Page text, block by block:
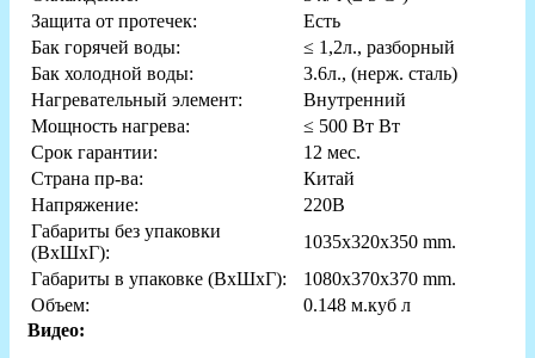
Защита от протечек:
Есть
Бак горячей воды:
≤ 1,2л., разборный
Бак холодной воды:
3.6л., (нерж. сталь)
Нагревательный элемент:
Внутренний
Мощность нагрева:
≤ 500 Вт Вт
Срок гарантии:
12 мес.
Страна пр-ва:
Китай
Напряжение:
220В
Габариты без упаковки
(ВxШxГ):
1035x320x350 mm.
Габариты в упаковке (ВxШxГ):
1080x370x370 mm.
Объем:
0.148 м.куб л
Видео: